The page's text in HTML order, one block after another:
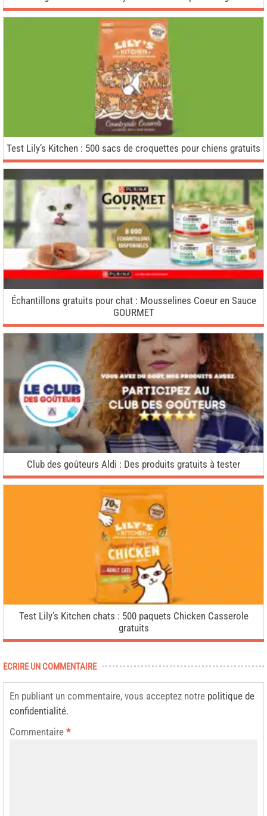
Test Lily’s Kitchen : 500 sacs de croquettes pour chiens gratuits
Échantillons gratuits pour chat : Mousselines Coeur en Sauce
GOURMET
Club des goûteurs Aldi : Des produits gratuits à tester
Test Lily’s Kitchen chats : 500 paquets Chicken Casserole
gratuits
ECRIRE UN COMMENTAIRE
En publiant un commentaire, vous acceptez notre politique de
confidentialité.
Commentaire *